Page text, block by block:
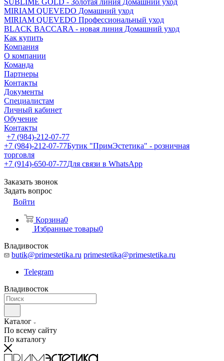
SUBLIME GOLD - Золотая линия Домашний уход
MIRIAM QUEVEDO Домашний уход
MIRIAM QUEVEDO Профессиональный уход
BLACK BACCARA - новая линия Домашний уход
Как купить
Компания
О компании
Команда
Партнеры
Контакты
Документы
Специалистам
Личный кабинет
Обучение
Контакты
+7 (984)-212-07-77
+7 (984)-212-07-77Бутик "ПримЭстетика" - розничная
торговля
+7 (914)-650-07-77Для связи в WhatsApp
Заказать звонок
Задать вопрос
Войти
Корзина0
Избранные товары0
Владивосток
butik@primestetika.ru primestetika@primestetika.ru
Telegram
Владивосток
Каталог
По всему сайту
По каталогу